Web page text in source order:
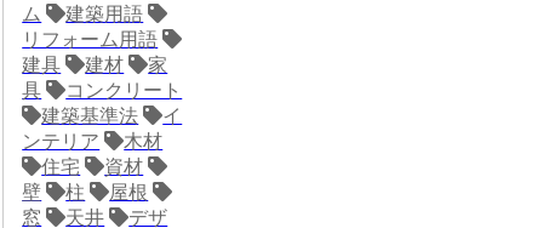
ム
建築用語
リフォーム用語
建具
建材
家
具
コンクリート
建築基準法
イ
ンテリア
木材
住宅
資材
壁
柱
屋根
窓
天井
デザ